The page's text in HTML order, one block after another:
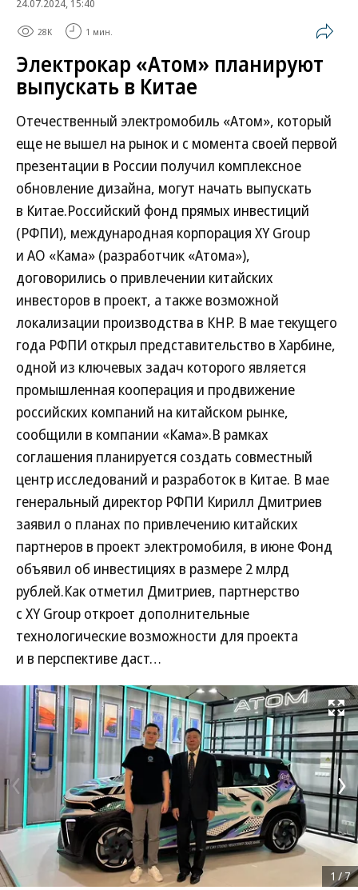
24.07.2024, 15:40
28K 1 мин.
Электрокар «Атом» планируют
выпускать в Китае
Отечественный электромобиль «Атом», который
еще не вышел на рынок и с момента своей первой
презентации в России получил комплексное
обновление дизайна, могут начать выпускать
в Китае.Российский фонд прямых инвестиций
(РФПИ), международная корпорация XY Group
и АО «Кама» (разработчик «Атома»),
договорились о привлечении китайских
инвесторов в проект, а также возможной
локализации производства в КНР. В мае текущего
года РФПИ открыл представительство в Харбине,
одной из ключевых задач которого является
промышленная кооперация и продвижение
российских компаний на китайском рынке,
сообщили в компании «Кама».В рамках
соглашения планируется создать совместный
центр исследований и разработок в Китае. В мае
генеральный директор РФПИ Кирилл Дмитриев
заявил о планах по привлечению китайских
партнеров в проект электромобиля, в июне Фонд
объявил об инвестициях в размере 2 млрд
рублей.Как отметил Дмитриев, партнерство
с XY Group откроет дополнительные
технологические возможности для проекта
и в перспективе даст…
Развернуть
1 /7